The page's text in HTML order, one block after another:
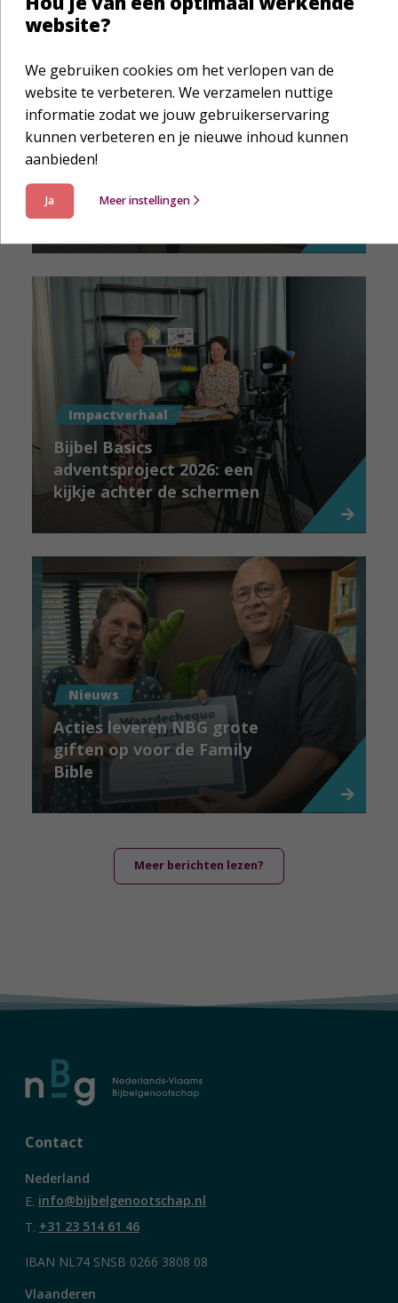
Impactverhaal
Geen € 250 maar € 3.250:
Joyce liep 42 kilometer voor
de Family Bible
Impactverhaal
Bijbel Basics
adventsproject 2026: een
kijkje achter de schermen
Nieuws
Acties leveren NBG grote
giften op voor de Family
Bible
Meer berichten lezen?
Contact
Nederland
E. info@bijbelgenootschap.nl
T. +31 23 514 61 46
IBAN NL74 SNSB 0266 3808 08
Vlaanderen
website?
We gebruiken cookies om het verlopen van de
website te verbeteren. We verzamelen nuttige
informatie zodat we jouw gebruikerservaring
kunnen verbeteren en je nieuwe inhoud kunnen
aanbieden!
Ja Meer instellingen